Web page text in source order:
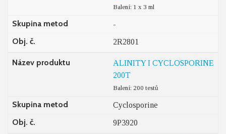
Balení: 1 x 3 ml
Skupina metod -
Obj. č. 2R2801
Název produktu
ALINITY I CYCLOSPORINE
200T
Balení: 200 testů
Skupina metod Cyclosporine
Obj. č. 9P3920